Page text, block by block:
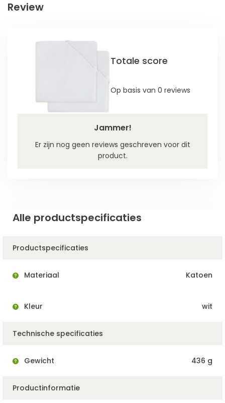
Review
Jammer!
Er zijn nog geen reviews geschreven voor dit
product.
Totale score
Op basis van 0 reviews
Alle productspecificaties
Productspecificaties
Materiaal Katoen
Kleur wit
Technische specificaties
Gewicht 436 g
Productinformatie